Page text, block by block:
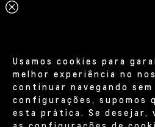
Usamos cookies para
melhor experiência no
continuar navegando
configurações, supomos
esta prática. Se desejar,